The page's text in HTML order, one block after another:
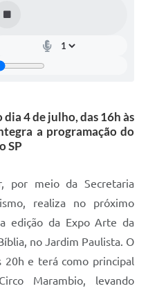
4 de julho, das 16h às
a programação do
SP
por meio da Secretaria
realiza no próximo
edição da Expo Arte da
no Jardim Paulista. O
20h e terá como principal
Marambio, levando